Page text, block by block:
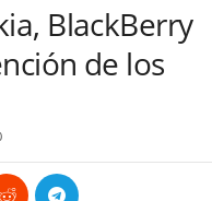
BlackBerry
de los